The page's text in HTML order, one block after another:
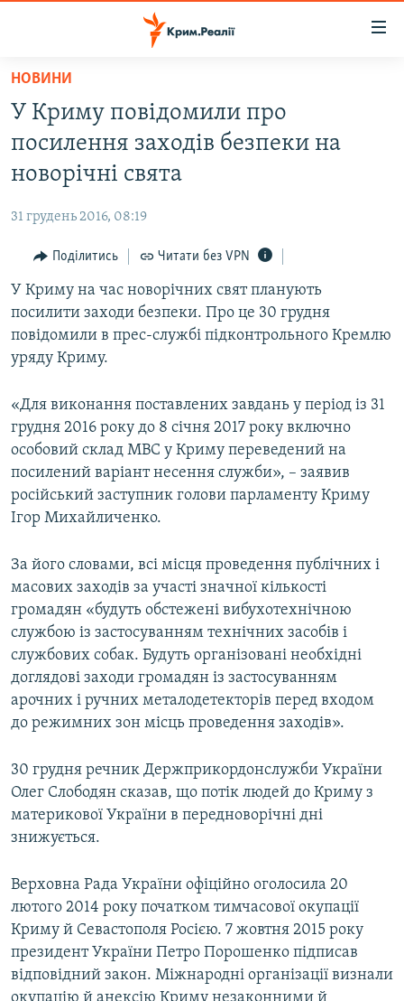
Перейти
основного
матеріалу
до
основної
навігації
Перейти
пошуку
ВОДА.КРИМ
ВІДЕО ТА ФОТО
БЛОГИ
ПОГЛЯД
ІНТЕРВ'Ю
СПЕЦПРОЕКТИ
ВІДЕОУРОКИ «ELIFBE»
СВІДЧЕННЯ ОКУПАЦІЇ
УКРАЇНСЬКА ПРОБЛЕМА КРИМУ
ІНФОГРАФІКА
Русский
Qırımtatar
ДОЛУЧАЙСЯ!
Усі сайти RFE/RL
НОВИНИ
У Криму повідомили про
посилення заходів безпеки на
новорічні свята
31 грудень 2016, 08:19
Поділитись Читати без VPN
У Криму на час новорічних свят планують
посилити заходи безпеки. Про це 30 грудня
повідомили в прес-службі підконтрольного Кремлю
уряду Криму.
«Для виконання поставлених завдань у період із 31
грудня 2016 року до 8 січня 2017 року включно
особовий склад МВС у Криму переведений на
посилений варіант несення служби», – заявив
російський заступник голови парламенту Криму
Ігор Михайличенко.
За його словами, всі місця проведення публічних і
масових заходів за участі значної кількості
громадян «будуть обстежені вибухотехнічною
службою із застосуванням технічних засобів і
службових собак. Будуть організовані необхідні
доглядові заходи громадян із застосуванням
арочних і ручних металодетекторів перед входом
до режимних зон місць проведення заходів».
30 грудня речник Держприкордонслужби України
Олег Слободян сказав, що потік людей до Криму з
материкової України в передноворічні дні
знижується.
Верховна Рада України офіційно оголосила 20
лютого 2014 року початком тимчасової окупації
Криму й Севастополя Росією. 7 жовтня 2015 року
президент України Петро Порошенко підписав
відповідний закон. Міжнародні організації визнали